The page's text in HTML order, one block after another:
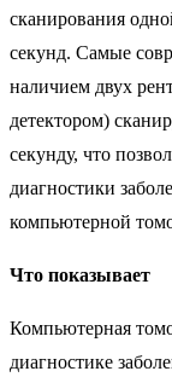
сканирования
секунд. Самые
наличием двух
детектором)
секунду, что
диагностики
компьютерной
Что показывает
Компьютерная
диагностике